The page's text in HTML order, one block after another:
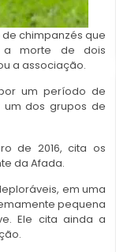
chimpanzés que
a morte de dois
a associação.
um período de
dos grupos de
de 2016, cita os
da Afada.
em uma
pequena
Ele cita ainda a